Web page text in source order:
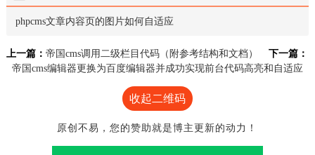
phpcms文章内容页的图片如何自适应
上一篇：帝国cms调用二级栏目代码（附参考结构和文档）
下一篇：
帝国cms编辑器更换为百度编辑器并成功实现前台代码高亮和自适应
收起二维码
原创不易，您的赞助就是博主更新的动力！